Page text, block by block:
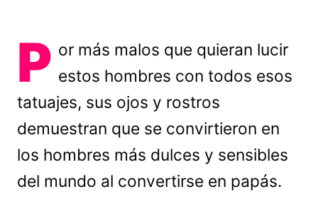
P or más malos que quieran lucir
estos hombres con todos esos
tatuajes, sus ojos y rostros
demuestran que se convirtieron en
los hombres más dulces y sensibles
del mundo al convertirse en papás.